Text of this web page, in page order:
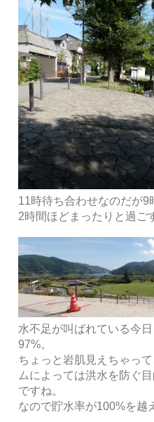
11時待ち合わせなのだが9
2時間ほどまったりと過ご
水不足が叫ばれている今
97%。
ちょっと岩肌見えちゃっ
ムによっては洪水を防ぐ
ですね。
なので貯水率が100%を越